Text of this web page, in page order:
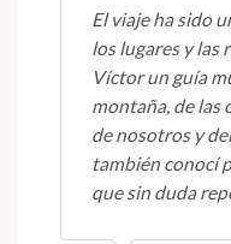
El viaje ha sido
los lugares y las
Víctor un guía
montaña, de las
de nosotros y
también conocí
que sin duda